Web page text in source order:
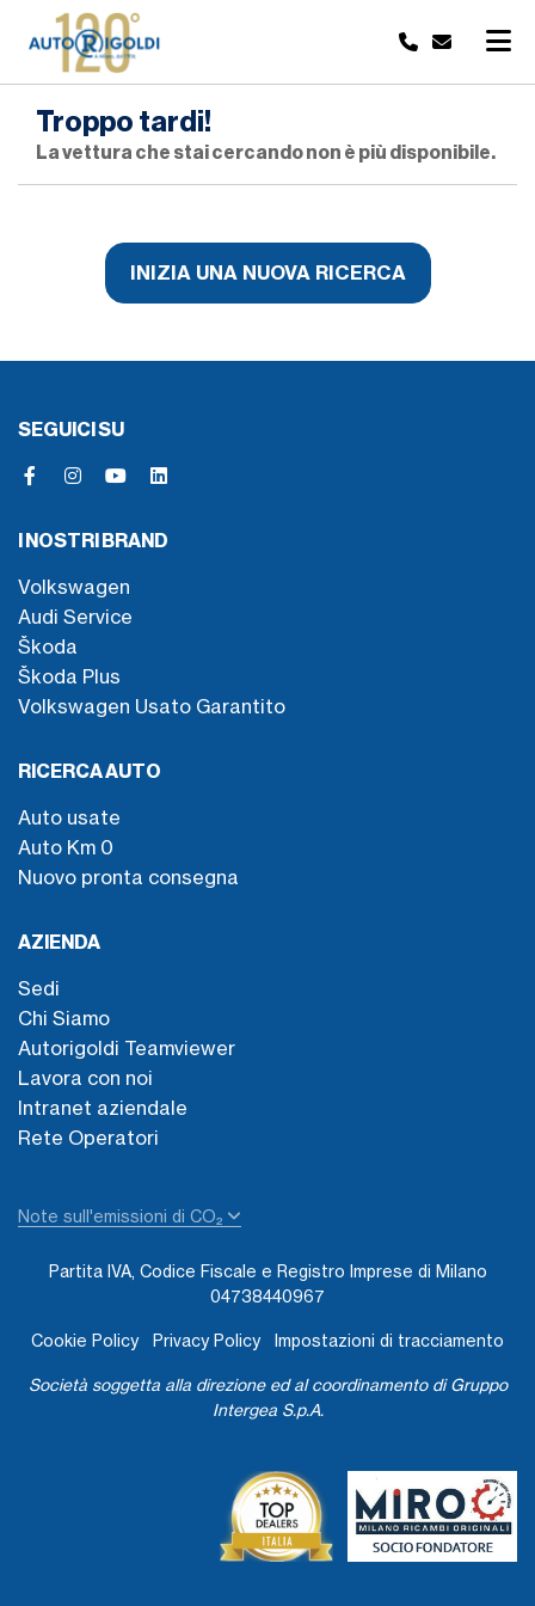
Troppo tardi!
La vettura che stai cercando non è più disponibile.
INIZIA UNA NUOVA RICERCA
SEGUICI SU
I NOSTRI BRAND
Volkswagen
Audi Service
Škoda
Škoda Plus
Volkswagen Usato Garantito
RICERCA AUTO
Auto usate
Auto Km 0
Nuovo pronta consegna
AZIENDA
Sedi
Chi Siamo
Autorigoldi Teamviewer
Lavora con noi
Intranet aziendale
Rete Operatori
Note sull'emissioni di CO₂
Partita IVA, Codice Fiscale e Registro Imprese di Milano
04738440967
Cookie Policy Privacy Policy Impostazioni di tracciamento
Società soggetta alla direzione ed al coordinamento di Gruppo
Intergea S.p.A.